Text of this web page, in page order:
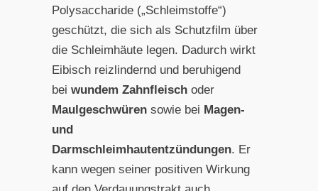
Polysaccharide („Schleimstoffe“)
geschützt, die sich als Schutzfilm über
die Schleimhäute legen. Dadurch wirkt
Eibisch reizlindernd und beruhigend
bei wundem Zahnfleisch oder
Maulgeschwürensowie bei Magen-
und
Darmschleimhautentzündungen. Er
kann wegen seiner positiven Wirkung